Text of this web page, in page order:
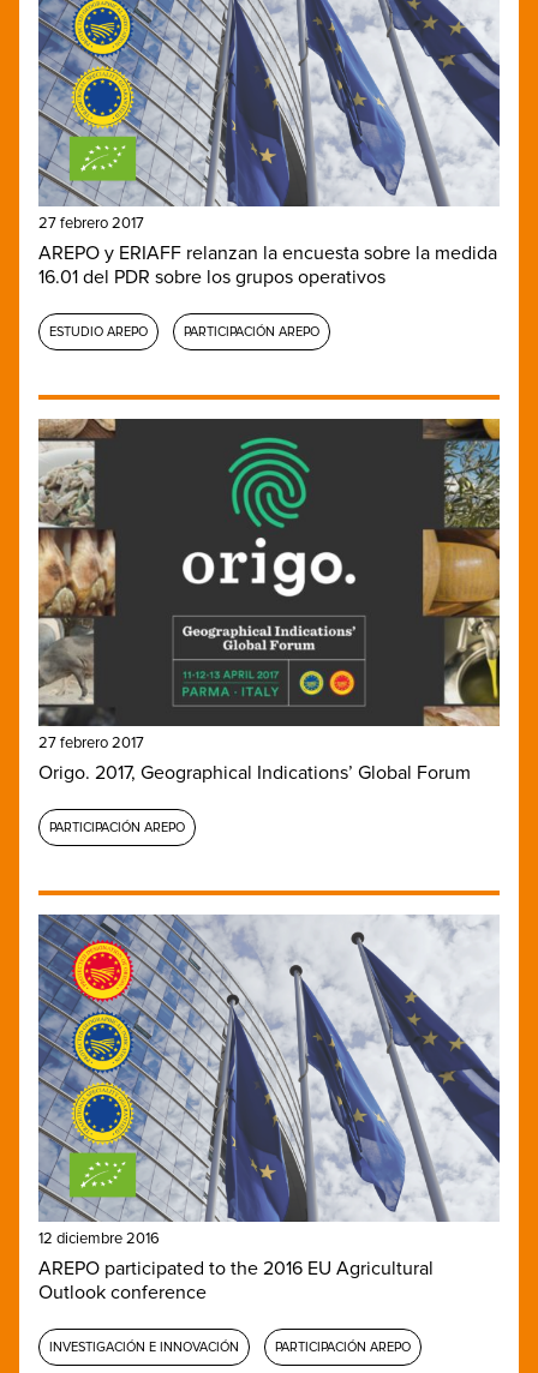
27 febrero 2017
AREPO y ERIAFF relanzan la encuesta sobre la medida
16.01 del PDR sobre los grupos operativos
ESTUDIO AREPO PARTICIPACIÓN AREPO
27 febrero 2017
Origo. 2017, Geographical Indications’ Global Forum
PARTICIPACIÓN AREPO
12 diciembre 2016
AREPO participated to the 2016 EU Agricultural
Outlook conference
INVESTIGACIÓN E INNOVACIÓN PARTICIPACIÓN AREPO